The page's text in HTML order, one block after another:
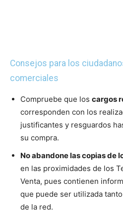
Consejos para los
comerciales
Compruebe que los cargos
corresponden con los
justificantes y resguardos
su compra.
No abandone las copias de
en las proximidades de los
Venta, pues contienen
que puede ser utilizada
de la red.